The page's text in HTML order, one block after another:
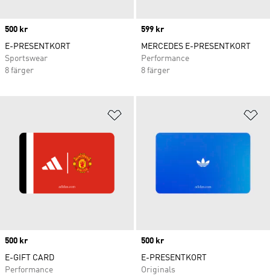
Price
500 kr
E-PRESENTKORT
Sportswear
8 färger
Price
599 kr
MERCEDES E-PRESENTKORT
Performance
8 färger
Price
500 kr
E-GIFT CARD
Performance
Price
500 kr
E-PRESENTKORT
Originals